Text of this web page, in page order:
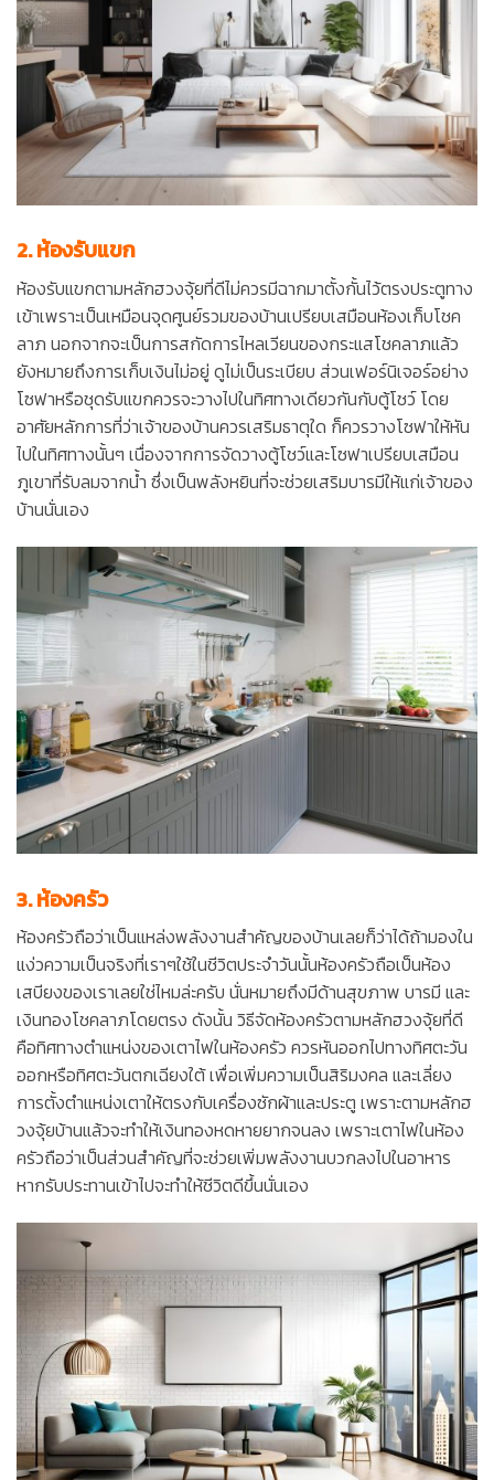
2. ห้องรับแขก
ห้องรับแขกตามหลักฮวงจุ้ยที่ดีไม่ควรมีฉากมาตั้งกั้นไว้ตรงประตูทาง
เข้าเพราะเป็นเหมือนจุดศูนย์รวมของบ้านเปรียบเสมือนห้องเก็บโชค
ลาภ นอกจากจะเป็นการสกัดการไหลเวียนของกระแสโชคลาภแล้ว
ยังหมายถึงการเก็บเงินไม่อยู่ ดูไม่เป็นระเบียบ ส่วนเฟอร์นิเจอร์อย่าง
โซฟาหรือชุดรับแขกควรจะวางไปในทิศทางเดียวกันกับตู้โชว์ โดย
อาศัยหลักการที่ว่าเจ้าของบ้านควรเสริมธาตุใด ก็ควรวางโซฟาให้หัน
ไปในทิศทางนั้นๆ เนื่องจากการจัดวางตู้โชว์และโซฟาเปรียบเสมือน
ภูเขาที่รับลมจากน้ำ ซึ่งเป็นพลังหยินที่จะช่วยเสริมบารมีให้แก่เจ้าของ
บ้านนั่นเอง
3. ห้องครัว
ห้องครัวถือว่าเป็นแหล่งพลังงานสำคัญของบ้านเลยก็ว่าได้ถ้ามองใน
แง่วความเป็นจริงที่เราๆใช้ในชีวิตประจำวันนั้นห้องครัวถือเป็นห้อง
เสบียงของเราเลยใช่ไหมล่ะครับ นั่นหมายถึงมีด้านสุขภาพ บารมี และ
เงินทองโชคลาภโดยตรง ดังนั้น วิธีจัดห้องครัวตามหลักฮวงจุ้ยที่ดี
คือทิศทางตำแหน่งของเตาไฟในห้องครัว ควรหันออกไปทางทิศตะวัน
ออกหรือทิศตะวันตกเฉียงใต้ เพื่อเพิ่มความเป็นสิริมงคล และเลี่ยง
การตั้งตำแหน่งเตาให้ตรงกับเครื่องซักผ้าและประตู เพราะตามหลักฮ
วงจุ้ยบ้านแล้วจะทำให้เงินทองหดหายยากจนลง เพราะเตาไฟในห้อง
ครัวถือว่าเป็นส่วนสำคัญที่จะช่วยเพิ่มพลังงานบวกลงไปในอาหาร
หากรับประทานเข้าไปจะทำให้ชีวิตดีขึ้นนั่นเอง